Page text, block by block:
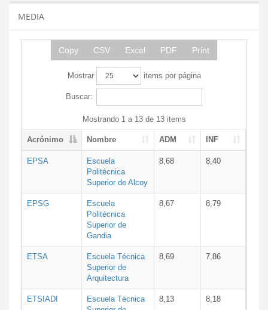
MEDIA
Copy CSV Excel PDF Print
Mostrar items por página
Buscar:
Mostrando 1 a 13 de 13 items
Acrónimo Nombre ADM INF
EPSA
Escuela
Politécnica
Superior de Alcoy
8,68 8,40
EPSG
Escuela
Politécnica
Superior de
Gandia
8,67 8,79
ETSA
Escuela Técnica
Superior de
Arquitectura
8,69 7,86
ETSIADI
Escuela Técnica
8,13 8,18